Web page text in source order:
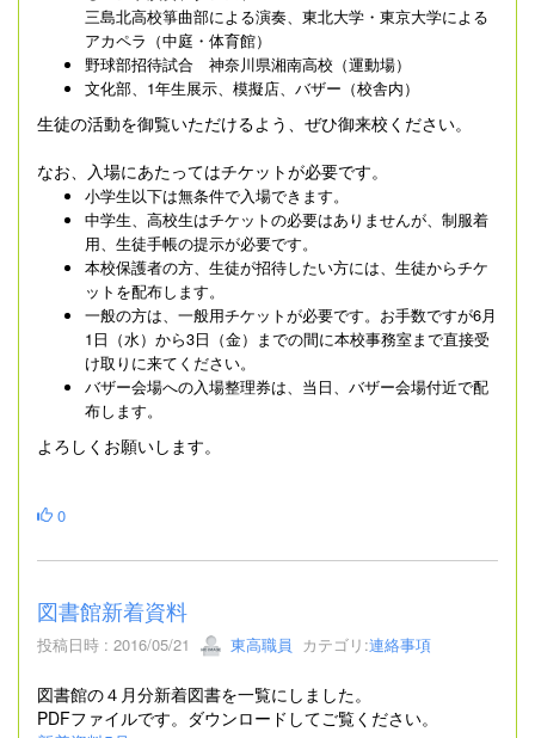
三島北高校箏曲部による演奏、東北大学・東京大学による
アカペラ （中庭・体育館）
野球部招待試合 神奈川県湘南高校（運動場）
文化部、1年生展示、模擬店、バザー（校舎内）
生徒の活動を御覧いただけるよう、ぜひ御来校ください。
なお、入場にあたってはチケットが必要です。
小学生以下は無条件で入場できます。
中学生、高校生はチケットの必要はありませんが、制服着
用、生徒手帳の提示が必要です。
本校保護者の方、生徒が招待したい方には、生徒からチケ
ットを配布します。
一般の方は、一般用チケットが必要です。お手数ですが6月
1日（水）から3日（金）までの間に本校事務室まで直接受
け取りに来てください。
バザー会場への入場整理券は、当日、バザー会場付近で配
布します。
よろしくお願いします。
0
図書館新着資料
投稿日時 : 2016/05/21 東高職員 カテゴリ:連絡事項
図書館の４月分新着図書を一覧にしました。
PDFファイルです。ダウンロードしてご覧ください。